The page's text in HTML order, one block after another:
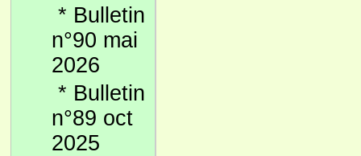
* Bulletin
n°90 mai
2026
* Bulletin
n°89 oct
2025